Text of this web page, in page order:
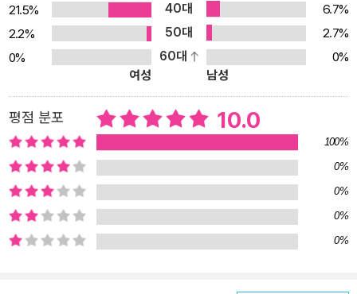
21.5%
40대
6.7%
2.2%
50대
2.7%
0%
60대
0%
여성
남성
평점 분포 10.0
100%
0%
0%
0%
0%